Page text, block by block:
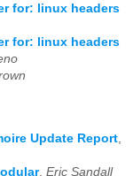
for: linux headers
for: linux headers
Update Report
, Eric Sandall